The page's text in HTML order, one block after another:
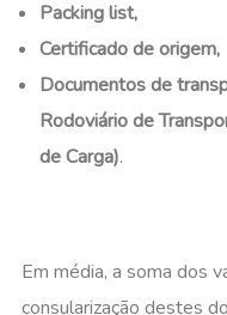
Packing list,
Certificado de origem,
Documentos de
Rodoviário de
de Carga).
Em média, a soma dos
consularização destes